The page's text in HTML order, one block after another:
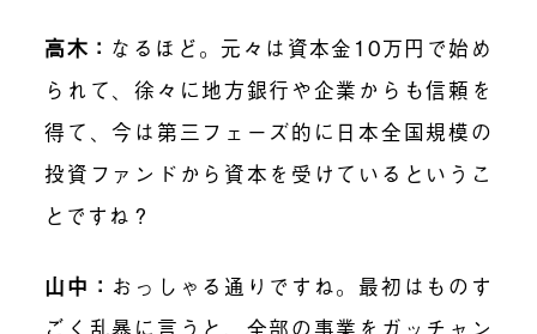
高木： なるほど。元々は資本金10万円で始め
られて、徐々に地方銀行や企業からも信頼を
得て、今は第三フェーズ的に日本全国規模の
投資ファンドから資本を受けているというこ
とですね？
山中： おっしゃる通りですね。最初はものす
ごく乱暴に言うと、全部の事業をガッチャン